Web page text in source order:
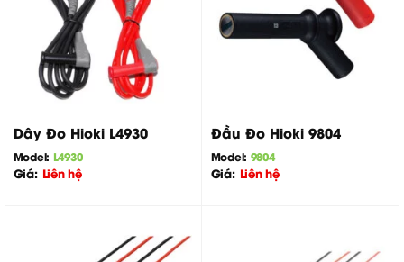
Dây Đo Hioki L4930
Model: L4930
Giá: Liên hệ
Đầu Đo Hioki 9804
Model: 9804
Giá: Liên hệ